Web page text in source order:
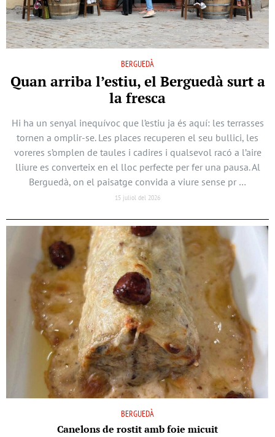
BERGUEDÀ
Quan arriba l’estiu, el Berguedà surt a
la fresca
Hi ha un senyal inequívoc que l’estiu ja és aquí: les terrasses
tornen a omplir-se. Les places recuperen el seu bullici, les
voreres s’omplen de taules i cadires i qualsevol racó a l’aire
lliure es converteix en el lloc perfecte per fer una pausa. Al
Berguedà, on el paisatge convida a viure sense pr …
15 juliol del 2026
BERGUEDÀ
Canelons de rostit amb foie micuit